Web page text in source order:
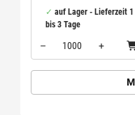
auf Lager - Lieferzeit 1
bis 3 Tage
–
+
Menge: 1000